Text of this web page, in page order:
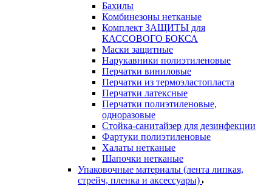
Бахилы
Комбинезоны нетканые
Комплект ЗАЩИТЫ для
КАССОВОГО БОКСА
Маски защитные
Нарукавники полиэтиленовые
Перчатки виниловые
Перчатки из термоэластопласта
Перчатки латексные
Перчатки полиэтиленовые,
одноразовые
Стойка-санитайзер для дезинфекции
Фартуки полиэтиленовые
Халаты нетканые
Шапочки нетканые
Упаковочные материалы (лента липкая,
стрейч, пленка и аксессуары)